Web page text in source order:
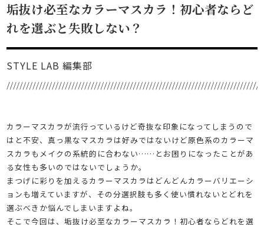
垢抜け必至なカラーマスカラ！初心者ならど
れを選ぶと失敗しない？
STYLE LAB 編集部
カラーマスカラが流行っているけど奇抜な印象になってしまうので
はと不安、真っ黒なマスカラは好みではないけど原色系のカラーマ
スカラもメイクの系統的に合わない……とお困りになったことがあ
る女性も多いのではないでしょうか。
まつげに彩りを加えるカラーマスカラはどんどんカラーバリエーシ
ョンも増えていますが、その分選択肢も多く使い慣れないとどれを
選ぶべきか悩んでしまいますよね。
そこで今回は、垢抜け必至なカラーマスカラ！初心者ならどれを選